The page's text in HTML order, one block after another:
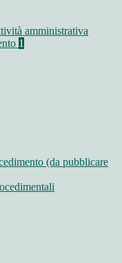
amministrativa
1
(da pubblicare